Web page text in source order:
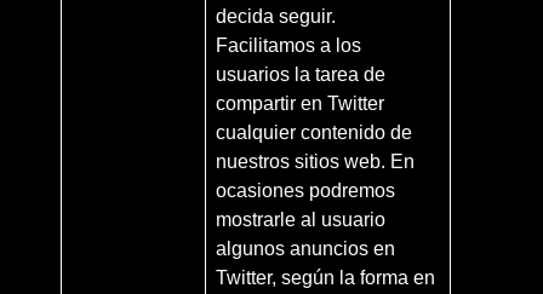
decida seguir.
Facilitamos a los
usuarios la tarea de
compartir en Twitter
cualquier contenido de
nuestros sitios web. En
ocasiones podremos
mostrarle al usuario
algunos anuncios en
Twitter, según la forma en